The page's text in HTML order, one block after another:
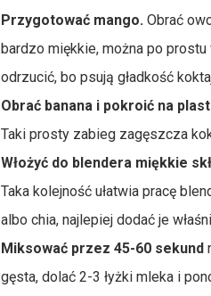
Przygotować mango. Obrać
bardzo miękkie, można po
odrzucić, bo psują gładkość
Obrać banana i pokroić na
Taki prosty zabieg zagęszcza
Włożyć do blendera miękkie
Taka kolejność ułatwia pracę
albo chia, najlepiej dodać je
Miksować przez 45-60 sekund
gęsta, dolać 2-3 łyżki mleka i